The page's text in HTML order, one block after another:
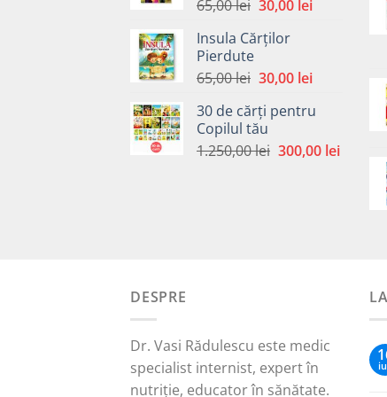
65,00lei Prețul
a
65,00 lei.
30,00 leiPrețul
Insula Cărților
Pierdute
65,00lei Prețul
a
fost:
65,00 lei.
30,00 leiPrețul
este:
30 de cărți pentru
Copilul tău
1.250,00lei Prețul
300,00 leiPrețul
DESPRE
Dr. Vasi Rădulescu este medic
specialist internist, expert în
nutriție, educator în sănătate.